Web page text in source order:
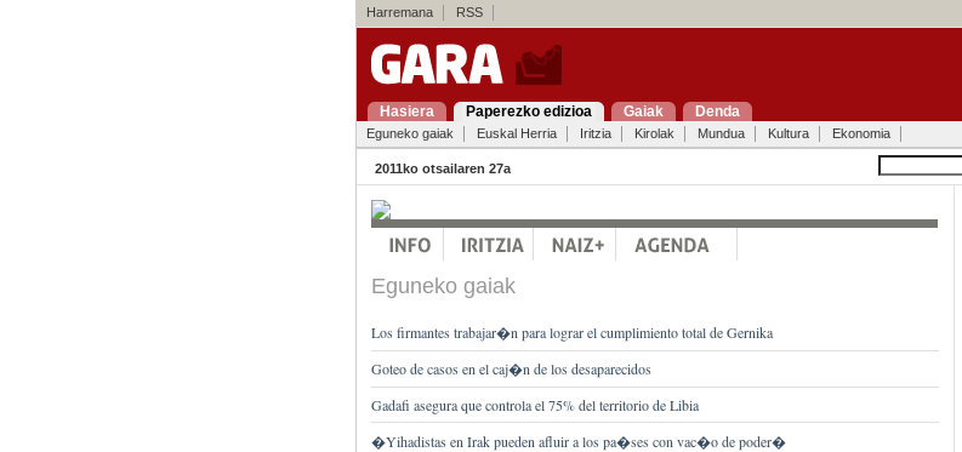
Harremana RSS
Hasiera Paperezko edizioa Gaiak Denda
Eguneko gaiak Euskal Herria Iritzia Kirolak Mundua Kultura Ekonomia
2011ko otsailaren 27a
Eguneko gaiak
Los firmantes trabajar�n para lograr el cumplimiento total de Gernika
Goteo de casos en el caj�n de los desaparecidos
Gadafi asegura que controla el 75% del territorio de Libia
�Yihadistas en Irak pueden afluir a los pa�ses con vac�o de poder�